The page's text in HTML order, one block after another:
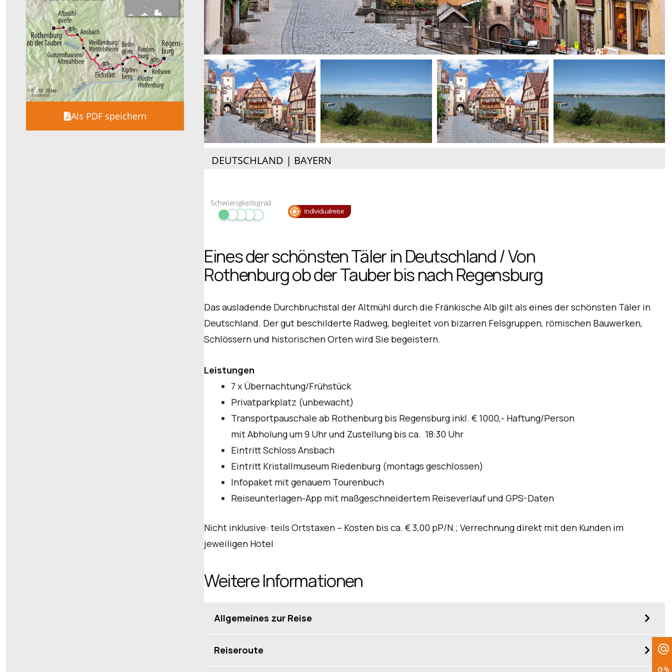
Als PDF speichern
DEUTSCHLAND | BAYERN
Schwierigkeitsgrad
Individualreise
Eines der schönsten Täler in Deutschland / Von
Rothenburg ob der Tauber bis nach Regensburg
Das ausladende Durchbruchstal der Altmühl durch die Fränkische Alb gilt als eines der schönsten Täler in
Deutschland. Der gut beschilderte Radweg, begleitet von bizarren Felsgruppen, römischen Bauwerken,
Schlössern und historischen Orten wird Sie begeistern.
Leistungen
7 x Übernachtung/Frühstück
Privatparkplatz (unbewacht)
Transportpauschale ab Rothenburg bis Regensburg inkl. € 1000,- Haftung/Person
mit Abholung um 9 Uhr und Zustellung bis ca. 18:30 Uhr
Eintritt Schloss Ansbach
Eintritt Kristallmuseum Riedenburg (montags geschlossen)
Infopaket mit genauem Tourenbuch
Reiseunterlagen-App mit maßgeschneidertem Reiseverlauf und GPS-Daten
Nicht inklusive: teils Ortstaxen – Kosten bis ca. € 3,00 pP/N.; Verrechnung direkt mit den Kunden im
jeweiligen Hotel
Weitere Informationen
Allgemeines zur Reise
Reiseroute